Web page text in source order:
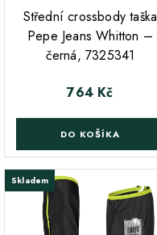
Střední crossbody taška
Pepe Jeans Whitton –
černá, 7325341
Cena
764 Kč
DO KOŠÍKA
Skladem